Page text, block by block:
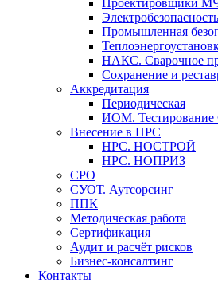
Проектировщики
Промышленная
НАКС. Сварочное
Сохранение и
Аккредитация
Периодическая
ИОМ.
Внесение в НРС
НРС. НОСТРОЙ
НРС. НОПРИЗ
СРО
СУОТ. Аутсорсинг
ППК
Методическая работа
Сертификация
Аудит и расчёт рисков
Бизнес-консалтинг
Контакты